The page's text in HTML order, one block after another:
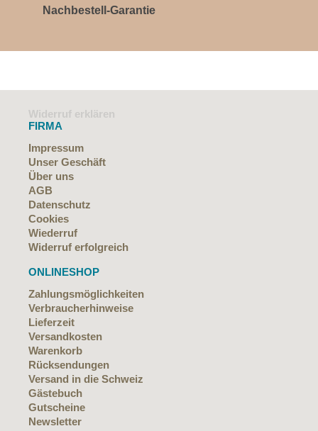
Nachbestell-Garantie
Widerruf erklären
FIRMA
Impressum
Unser Geschäft
Über uns
AGB
Datenschutz
Cookies
Wiederruf
Widerruf erfolgreich
ONLINESHOP
Zahlungsmöglichkeiten
Verbraucherhinweise
Lieferzeit
Versandkosten
Warenkorb
Rücksendungen
Versand in die Schweiz
Gästebuch
Gutscheine
Newsletter